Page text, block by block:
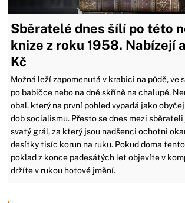
Sběratelé dnes šílí po této
knize z roku 1958. Nabízejí
Kč
Možná leží zapomenutá v krabici na půdě, ve
po babičce nebo na dně skříně na chalupě.
obal, který na první pohled vypadá jako
dob socialismu. Přesto se dnes mezi
svatý grál, za který jsou nadšenci ochotni
desítky tisíc korun na ruku. Pokud doma
poklad z konce padesátých let objevíte v
držíte v rukou hotové jmění.